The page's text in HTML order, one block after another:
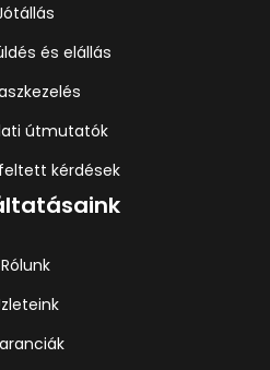
és elállás
útmutatók
kérdések
Rólunk